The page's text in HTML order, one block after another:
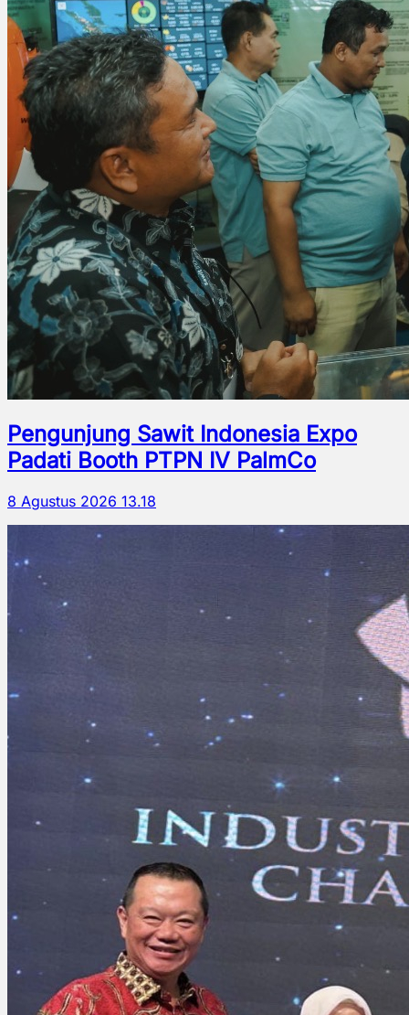
Pengunjung Sawit Indonesia Expo
Padati Booth PTPN IV PalmCo
8 Agustus 2026 13.18